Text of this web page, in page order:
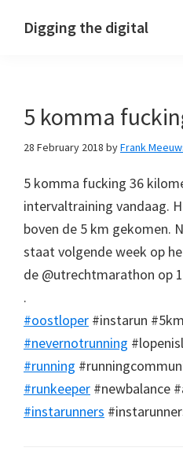
Digging the digital
5 komma
28 February 2018 byFrank
5 komma fucking 36
intervaltraining vandaag.
boven de 5 km gekomen.
staat volgende week op
de @utrechtmarathon op
.
#oostloper #instarun #5km
#nevernotrunning
#running
#runkeeper #newbalance
#instarunners